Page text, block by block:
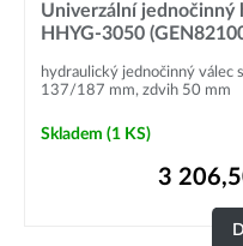
Univerzální jednočinný
HHYG-3050
hydraulický jednočinný válec
137/187 mm, zdvih 50 mm
Skladem (1 KS)
3